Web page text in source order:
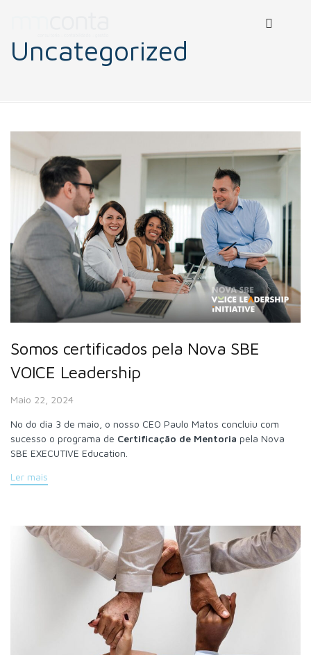
Uncategorized
Somos certificados pela Nova SBE
VOICE Leadership
Maio 22, 2024
No do dia 3 de maio, o nosso CEO Paulo Matos concluiu com
sucesso o programa de Certificação de Mentoria pela Nova
SBE EXECUTIVE Education.
Ler mais